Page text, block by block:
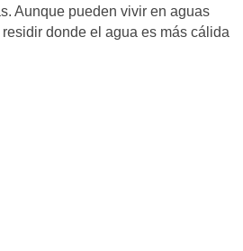
Aunque pueden vivir en aguas
donde el agua es más cálida